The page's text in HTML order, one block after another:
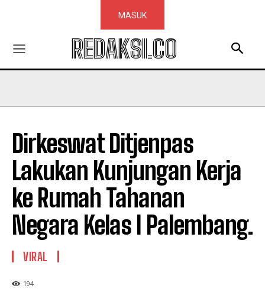
MASUK
REDAKSI.CO
Dirkeswat Ditjenpas
Lakukan Kunjungan Kerja
ke Rumah Tahanan
Negara Kelas I Palembang.
VIRAL
194